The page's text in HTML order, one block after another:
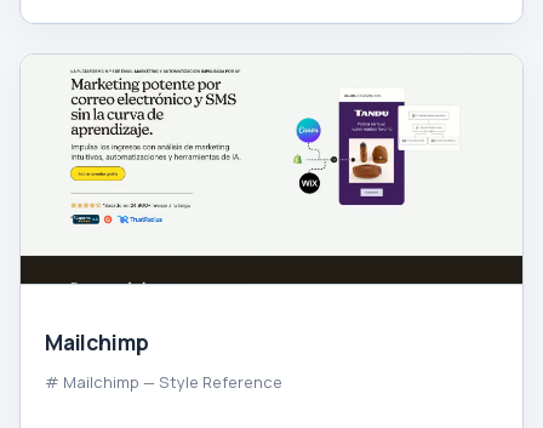
Mailchimp
# Mailchimp — Style Reference